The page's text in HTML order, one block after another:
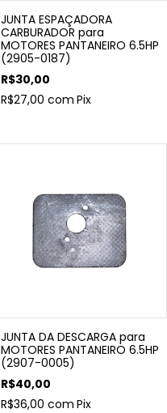
JUNTA ESPAÇADORA
CARBURADOR para
MOTORES PANTANEIRO 6.5HP
(2905-0187)
R$30,00
R$27,00 com Pix
JUNTA DA DESCARGA para
MOTORES PANTANEIRO 6.5HP
(2907-0005)
R$40,00
R$36,00 com Pix